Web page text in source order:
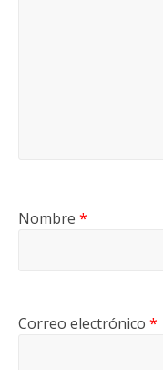
Nombre *
Correo electrónico *